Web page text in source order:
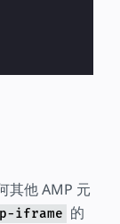
其他 AMP 元
iframe 的